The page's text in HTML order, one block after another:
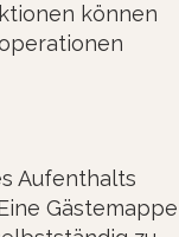
können
Aufenthalts
Gästemappe